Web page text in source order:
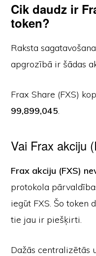
Cik daudz ir
token?
Raksta
apgrozībā ir šādas
Frax Share (FXS)
99,899,045.
Vai Frax akciju
Frax akciju (FXS)
protokola
iegūt FXS. Šo token
tie jau ir piešķirti.
Dažās centralizētās